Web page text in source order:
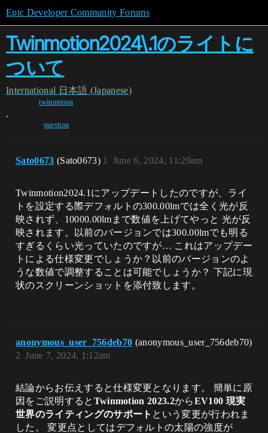
Epic Developer Community Forums
Twinmotion2024\.1のライトに
ついて
International 日本語 (Japanese)
twinmotion
,
question
Sato0673 (Sato0673) June 6, 2024, 11:29am
1
Twinmotion2024.1にアップデートしたのですが、ライ
トを設定する際デフォルトの300.00lmでは全く光が反
映されず、10000.00lmまで数値を上げてやっと 光が反
映されます。以前のバージョンでは300.00lmでも明る
すぎるくらい光っていたのですが… これはアップデー
トによる仕様変更でしょうか？以前のバージョンのよ
うな数値で調整することは可能でしょうか？ 下記に現
状のスクリーンショットを添付致します。
anonymous_user_756deb70 (anonymous_user_756deb70)
June 7, 2024, 1:12am
2
結論からお伝えすると仕様変更となります。 簡単に原
因をご説明すると Twinmotion 2023.2からEV100 現実
世界のライティングのサポート という変更が行われま
した。 変更点としてはデフォルトの太陽の強度が